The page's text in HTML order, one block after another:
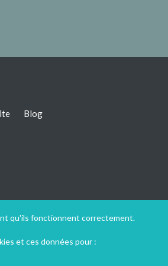
qu'ils fonctionnent correctement.
et ces données pour :
Blog